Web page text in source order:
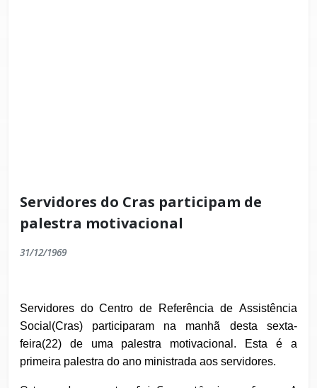
Servidores do Cras participam de
palestra motivacional
31/12/1969
Servidores do Centro de Referência de Assistência
Social(Cras) participaram na manhã desta sexta-
feira(22) de uma palestra motivacional.
Esta é a
primeira palestra do ano ministrada aos servidores.